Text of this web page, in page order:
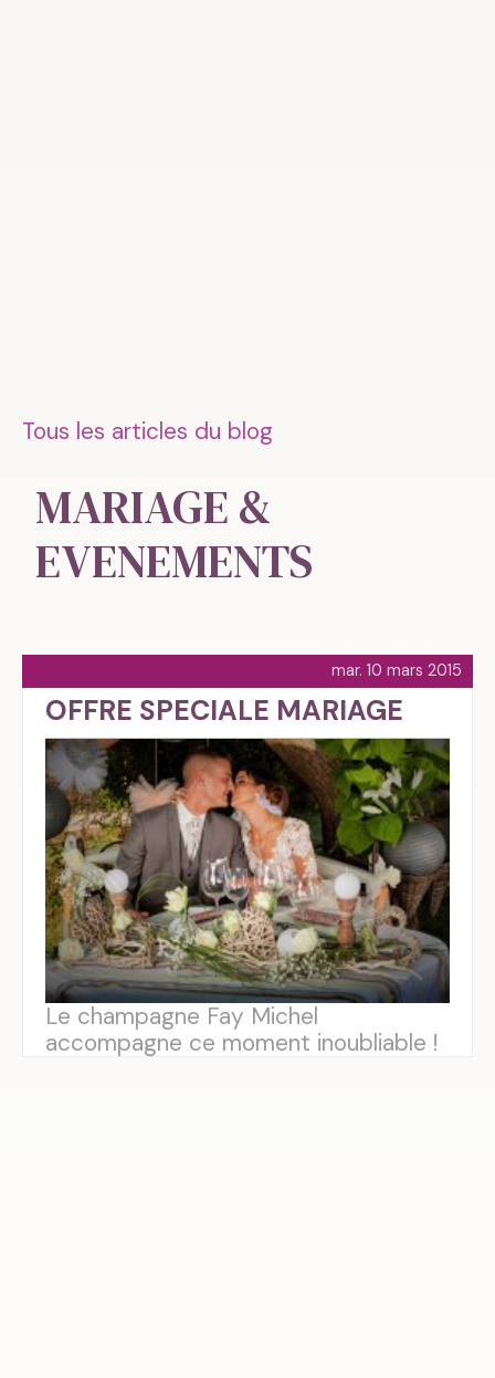
Tous les articles du blog
MARIAGE &
EVENEMENTS
mar. 10 mars 2015
OFFRE SPECIALE MARIAGE
Le champagne Fay Michel
accompagne ce moment inoubliable !